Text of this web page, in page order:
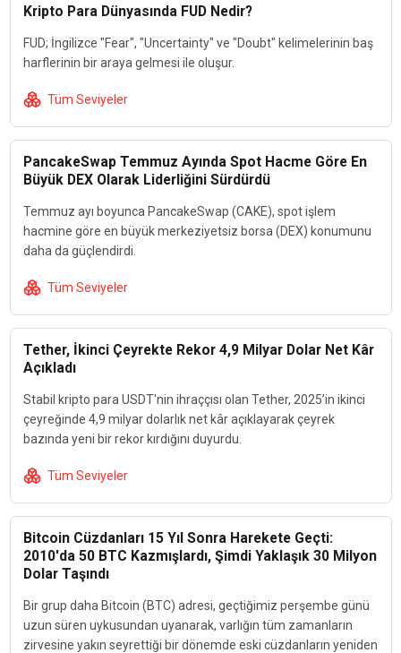
Kripto Para Dünyasında FUD Nedir?
FUD; İngilizce "Fear", "Uncertainty" ve "Doubt" kelimelerinin baş
harflerinin bir araya gelmesi ile oluşur.
Tüm Seviyeler
PancakeSwap Temmuz Ayında Spot Hacme Göre En
Büyük DEX Olarak Liderliğini Sürdürdü
Temmuz ayı boyunca PancakeSwap (CAKE), spot işlem
hacmine göre en büyük merkeziyetsiz borsa (DEX) konumunu
daha da güçlendirdi.
Tüm Seviyeler
Tether, İkinci Çeyrekte Rekor 4,9 Milyar Dolar Net Kâr
Açıkladı
Stabil kripto para USDT'nin ihraççısı olan Tether, 2025’in ikinci
çeyreğinde 4,9 milyar dolarlık net kâr açıklayarak çeyrek
bazında yeni bir rekor kırdığını duyurdu.
Tüm Seviyeler
Bitcoin Cüzdanları 15 Yıl Sonra Harekete Geçti:
2010'da 50 BTC Kazmışlardı, Şimdi Yaklaşık 30 Milyon
Dolar Taşındı
Bir grup daha Bitcoin (BTC) adresi, geçtiğimiz perşembe günü
uzun süren uykusundan uyanarak, varlığın tüm zamanların
zirvesine yakın seyrettiği bir dönemde eski cüzdanların yeniden